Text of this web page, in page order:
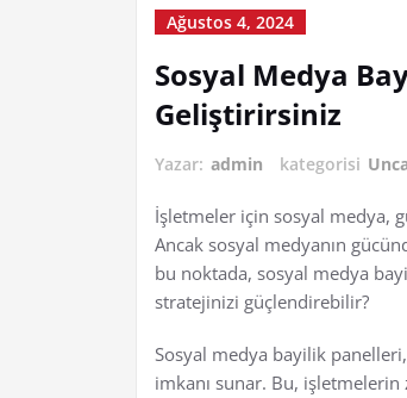
Ağustos 4, 2024
Sosyal Medya
Geliştirirsiniz
Yazar: admin kategorisi
İşletmeler için sosyal medya,
Ancak sosyal medyanın
bu noktada, sosyal medya
stratejinizi güçlendirebilir?
Sosyal medya bayilik
imkanı sunar. Bu, işletmelerin